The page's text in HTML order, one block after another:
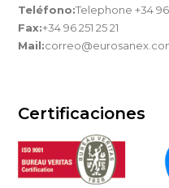
Teléfono:Telephone +34 96
Fax:+34 96 251 25 21
Mail:
Certificaciones